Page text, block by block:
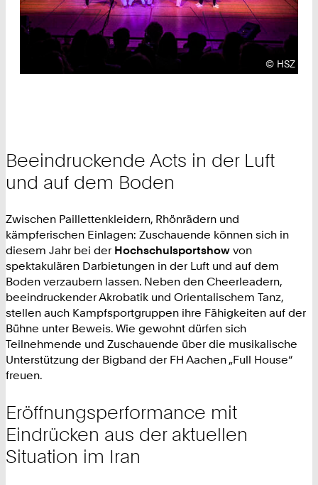
© HSZ
Beeindruckende Acts in der Luft
und auf dem Boden
Zwischen Paillettenkleidern, Rhönrädern und
kämpferischen Einlagen: Zuschauende können sich in
diesem Jahr bei der Hochschulsportshow von
spektakulären Darbietungen in der Luft und auf dem
Boden verzaubern lassen. Neben den Cheerleadern,
beeindruckender Akrobatik und Orientalischem Tanz,
stellen auch Kampfsportgruppen ihre Fähigkeiten auf der
Bühne unter Beweis. Wie gewohnt dürfen sich
Teilnehmende und Zuschauende über die musikalische
Unterstützung der Bigband der FH Aachen „Full House“
freuen.
Eröffnungsperformance mit
Eindrücken aus der aktuellen
Situation im Iran